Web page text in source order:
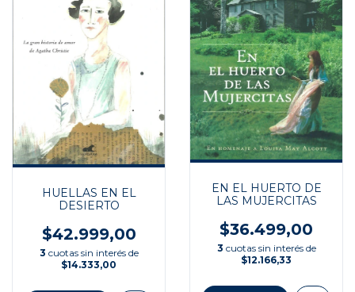
HUELLAS EN EL
DESIERTO
$42.999,00
3 cuotas sin interés de
$14.333,00
EN EL HUERTO DE
LAS MUJERCITAS
$36.499,00
3 cuotas sin interés de
$12.166,33